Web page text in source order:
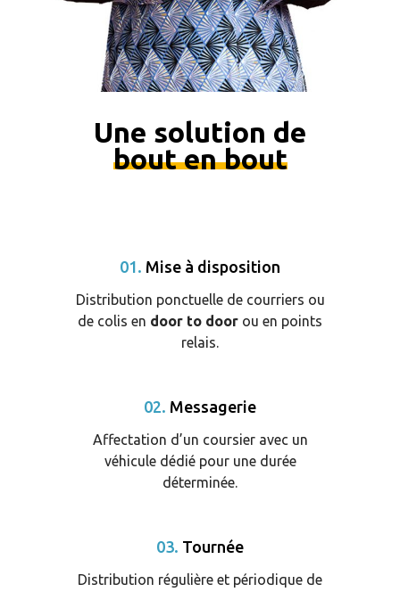
Une solution de
bout en bout
01. Mise à disposition
Distribution ponctuelle de courriers ou
de colis en door to door ou en points
relais.
02. Messagerie
Affectation d’un coursier avec un
véhicule dédié pour une durée
déterminée.
03. Tournée
Distribution régulière et périodique de